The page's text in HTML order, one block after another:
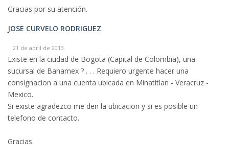
Gracias por su atención.
JOSE CURVELO RODRIGUEZ
21 de abril de 2013
Existe en la ciudad de Bogota (Capital de Colombia), una
sucursal de Banamex ? . . . Requiero urgente hacer una
consignacion a una cuenta ubicada en Minatitlan - Veracruz -
Mexico.
Si existe agradezco me den la ubicacion y si es posible un
telefono de contacto.
Gracias